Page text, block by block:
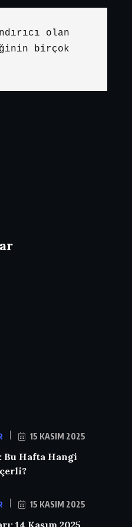
olan
birçok
15 KASIM 2025
Bu Hafta Hangi
15 KASIM 2025
14 Kasım 2025